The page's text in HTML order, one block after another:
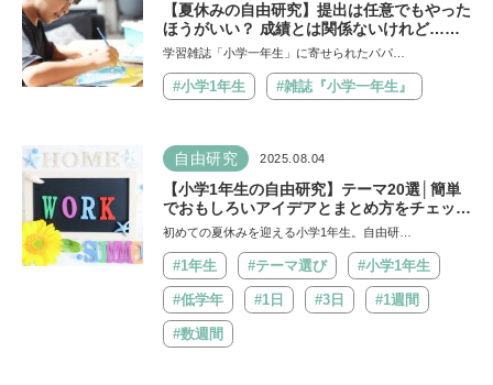
【夏休みの自由研究】提出は任意でもやった
ほうがいい？ 成績とは関係ないけれど…取
り組むことの意外なメリットとは
学習雑誌「小学一年生」に寄せられたパパ…
#小学1年生 #雑誌『小学一年生』
自由研究 2025.08.04
【小学1年生の自由研究】テーマ20選│簡単
でおもしろいアイデアとまとめ方をチェッ
ク！
初めての夏休みを迎える小学1年生。自由研…
#1年生 #テーマ選び #小学1年生
#低学年 #1日 #3日 #1週間
#数週間